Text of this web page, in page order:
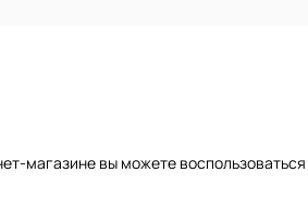
магазине вы можете